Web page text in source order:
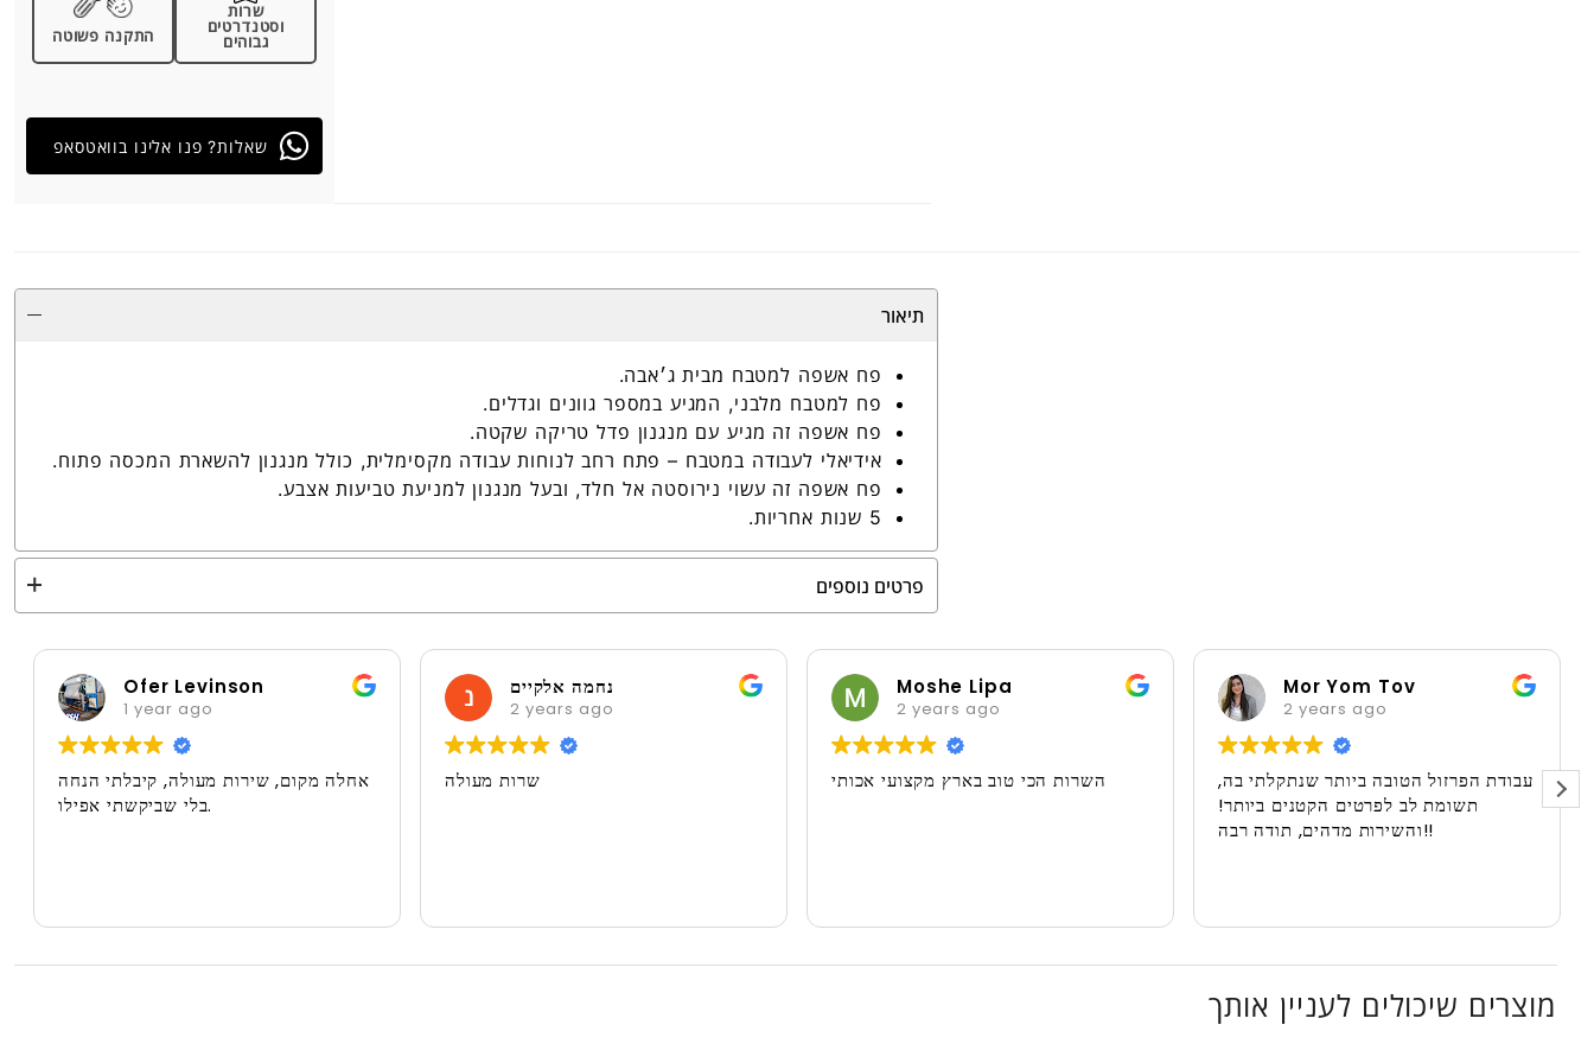
שרות
וסטנדרטים
גבוהים
התקנה פשוטה
שאלות? פנו אלינו בוואטסאפ
תיאור
פח אשפה למטבח מבית ג׳אבה.
פח למטבח מלבני, המגיע במספר גוונים וגדלים.
פח אשפה זה מגיע עם מנגנון פדל טריקה שקטה.
אידיאלי לעבודה במטבח – פתח רחב לנוחות עבודה מקסימלית, כולל מנגנון להשארת המכסה פתוח.
פח אשפה זה עשוי נירוסטה אל חלד, ובעל מנגנון למניעת טביעות אצבע.
5 שנות אחריות.
פרטים נוספים
אחלה מקום, שירות
נחמה אלקיים
שרות מעולה
Moshe Lipa
השרות הכי טוב בארץ מקצועי אכותי
Mor Yom Tov
עבודת הפרזול הטובה ביותר שנתקלתי בה,
תשומת לב לפרטים הקטנים ביותר!
והשירות מדהים, תודה רבה!!
לירז אטיאס
מוצרים שיכולים לעניין אותך